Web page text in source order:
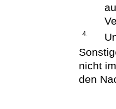
4.
nicht
den